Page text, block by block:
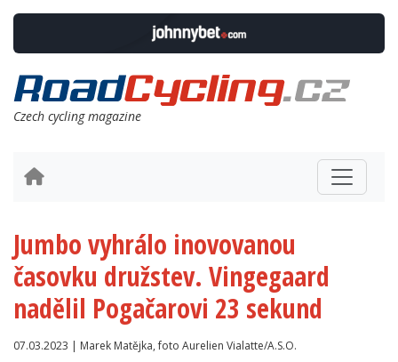
Czech cycling magazine
Jumbo vyhrálo inovovanou
časovku družstev. Vingegaard
nadělil Pogačarovi 23 sekund
07.03.2023 | Marek Matějka, foto Aurelien Vialatte/A.S.O.